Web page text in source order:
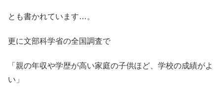
とも書かれています…。
更に文部科学省の全国調査で
「親の年収や学歴が高い家庭の子供ほど、学校の成績がよ
い」